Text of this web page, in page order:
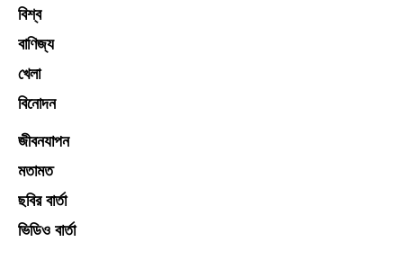
বিশ্ব
বাণিজ্য
খেলা
বিনোদন
জীবনযাপন
মতামত
ছবির বার্তা
ভিডিও বার্তা